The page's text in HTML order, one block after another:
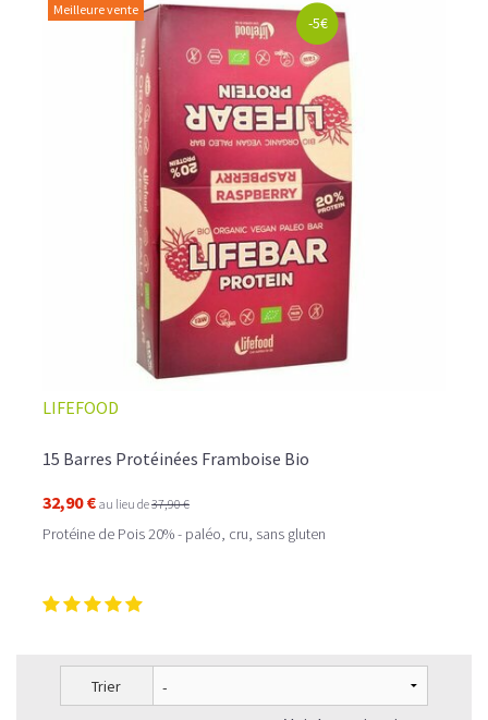
Meilleure vente
-5€
LIFEFOOD
15 Barres Protéinées Framboise Bio
32,90 € au lieu de37,90 €
Protéine de Pois 20% - paléo, cru, sans gluten
Trier